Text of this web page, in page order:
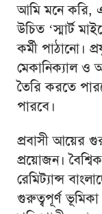
আমি মনে করি,
উচিত ‘স্মার্ট
কর্মী পাঠানো।
মেকানিক্যাল ও
তৈরি করতে
পারবে।
প্রবাসী আয়ের
প্রয়োজন।
রেমিট্যান্স
গুরুত্বপূর্ণ ভূমিকা